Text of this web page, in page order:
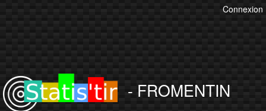
Connexion
- FROMENTIN